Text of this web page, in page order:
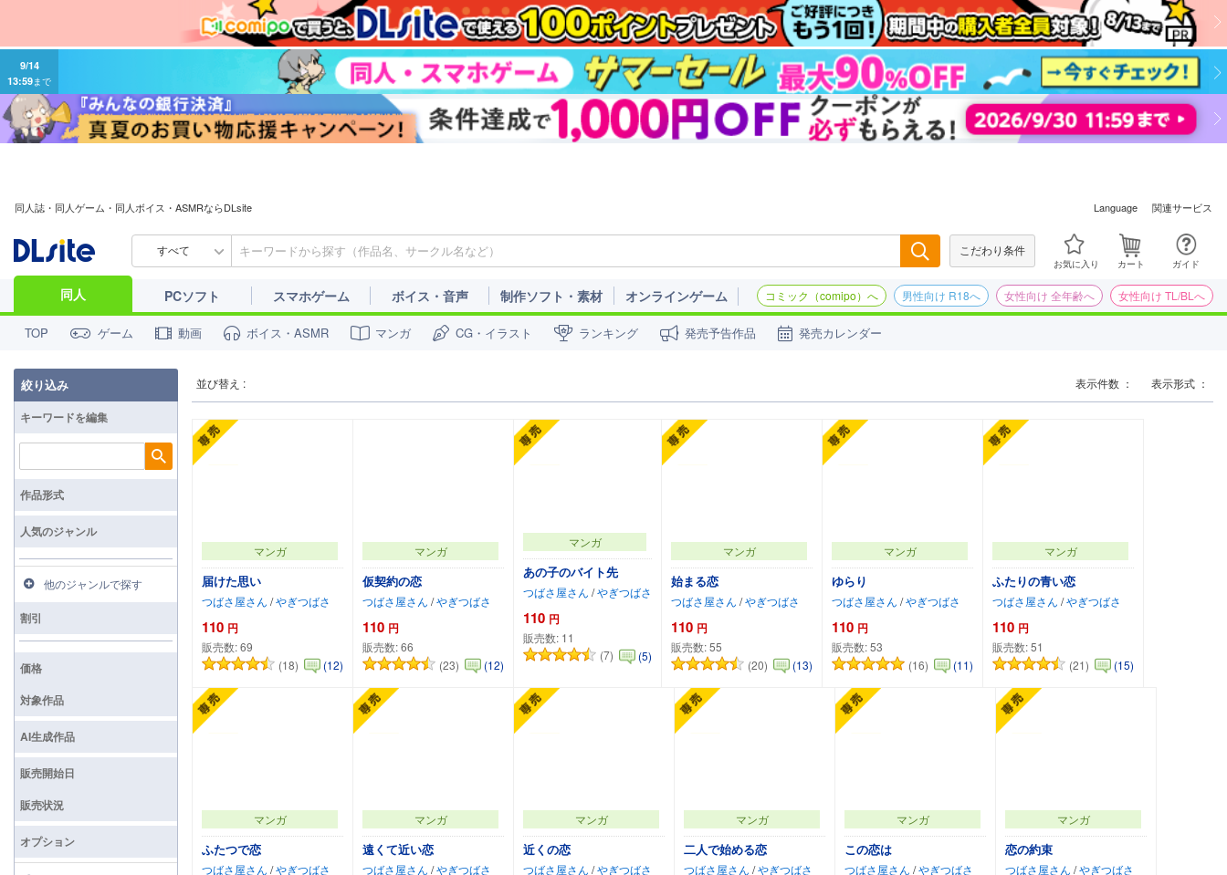
9/14
13:59まで
同人誌・同人ゲーム・同人ボイス・ASMRならDLsite Language 関連サービス
すべて こだわり条件
お気に入り カート ガイド
同人 PCソフト スマホゲーム ボイス・音声 制作ソフト・素材 オンラインゲーム コミック（comipo）へ 男性向け R18へ 女性向け 全年齢へ 女性向け TL/BLへ
TOP ゲーム 動画 ボイス・ASMR マンガ CG・イラスト ランキング 発売予告作品 発売カレンダー
並び替え : 表示形式 ：
表示件数 ：
マンガ
届けた思い
つばさ屋さん /やぎつばさ
110 円
販売数:69
(18)
(12)
カートに追加
マンガ
仮契約の恋
つばさ屋さん /やぎつばさ
110 円
販売数:66
(23)
(12)
カートに追加
マンガ
あの子のバイト先
つばさ屋さん /やぎつばさ
110 円
販売数: 11
(7)
(5)
マンガ
始まる恋
つばさ屋さん /やぎつばさ
110 円
販売数:55
(20)
(13)
カートに追加
マンガ
ゆらり
つばさ屋さん /やぎつばさ
110 円
販売数:53
(16)
(11)
カートに追加
マンガ
ふたりの青い恋
つばさ屋さん /やぎつばさ
110 円
販売数:51
(21)
(15)
カートに追加
マンガ
ふたつで恋
つばさ屋さん /やぎつばさ
マンガ
遠くて近い恋
つばさ屋さん /やぎつばさ
マンガ
近くの恋
つばさ屋さん /やぎつばさ
マンガ
二人で始める恋
つばさ屋さん /やぎつばさ
マンガ
この恋は
つばさ屋さん /やぎつばさ
マンガ
恋の約束
つばさ屋さん /やぎつばさ
絞り込み
キーワードを編集
検索
作品形式
人気のジャンル
他のジャンルで探す
割引
価格
対象作品
AI生成作品
販売開始日
販売状況
オプション